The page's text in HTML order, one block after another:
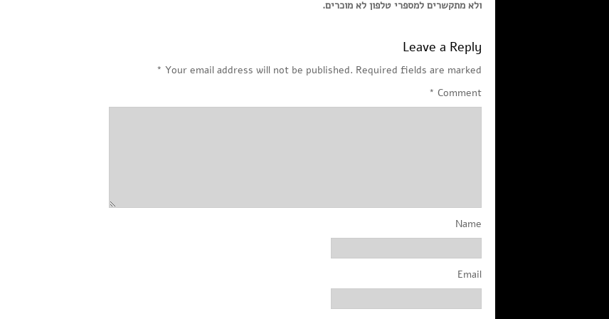
ולא מתקשרים למספרי טלפון לא מוכרים.
Leave a Reply
Your email address will not be published. Required fields are marked
*
Comment
*
Name
Email